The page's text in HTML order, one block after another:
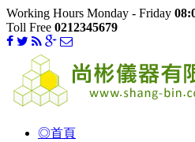
Working Hours Monday - Friday
Toll Free 0212345679
◎首頁